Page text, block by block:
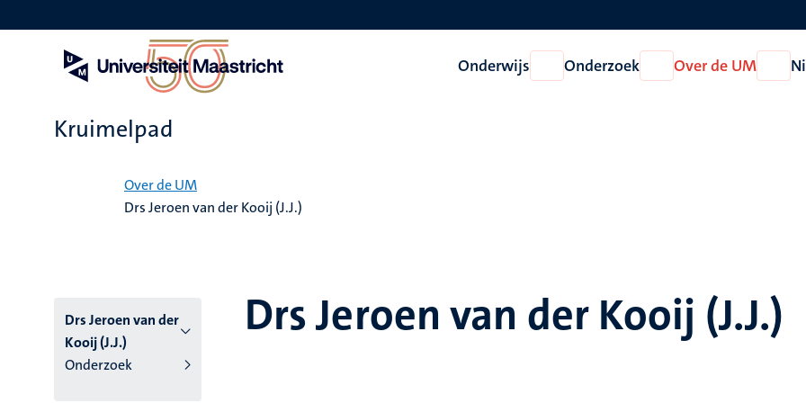
en
Onderwijs
Open
Onderwijs
Onderzoek
Open
Onderzoek
Over de UM
Open
Over
Kruimelpad
Over de UM
Drs Jeroen van der Kooij (J.J.)
Drs Jeroen van der
Kooij (J.J.)
Onderzoek
Drs Jeroen van der Kooij (J.J.)